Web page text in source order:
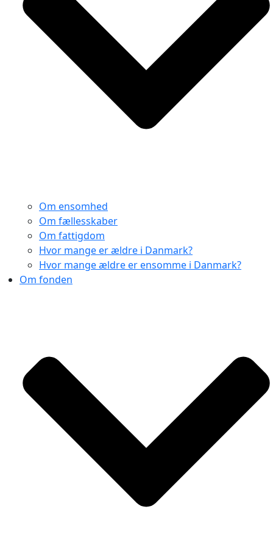
Om ensomhed
Om fællesskaber
Om fattigdom
Hvor mange er ældre i Danmark?
Hvor mange ældre er ensomme i Danmark?
Om fonden